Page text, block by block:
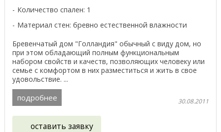
Количество спален: 1
Материал стен: бревно естественной влажности
Бревенчатый дом "Голландия" обычный с виду дом, но
при этом обладающий полным функциональным
набором свойств и качеств, позволяющих человеку или
семье с комфортом в них разместиться и жить в свое
удовольствие. ...
подробнее 30.08.2011
оставить заявку